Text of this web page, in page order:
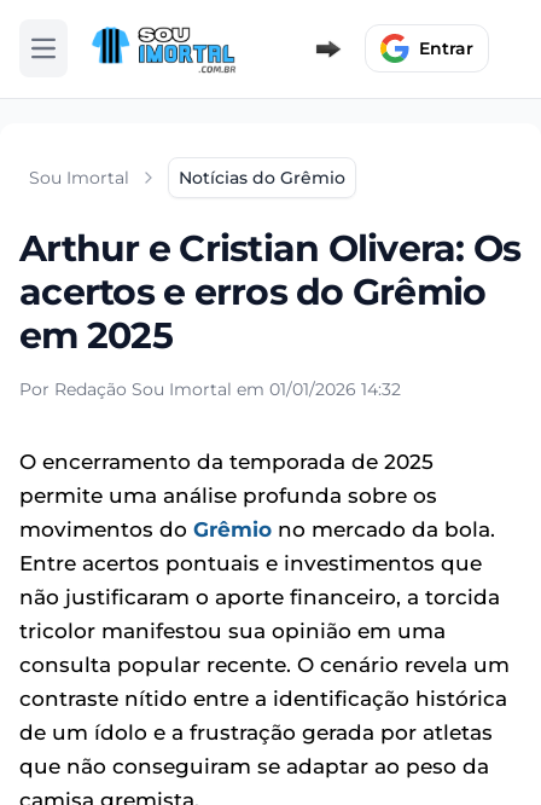
Abrir menu Entrar
Sou Imortal Notícias do Grêmio
Arthur e Cristian Olivera: Os
acertos e erros do Grêmio
em 2025
Por Redação Sou Imortal em 01/01/2026 14:32
O encerramento da temporada de 2025
permite uma análise profunda sobre os
movimentos do Grêmio no mercado da bola.
Entre acertos pontuais e investimentos que
não justificaram o aporte financeiro, a torcida
tricolor manifestou sua opinião em uma
consulta popular recente. O cenário revela um
contraste nítido entre a identificação histórica
de um ídolo e a frustração gerada por atletas
que não conseguiram se adaptar ao peso da
camisa gremista.